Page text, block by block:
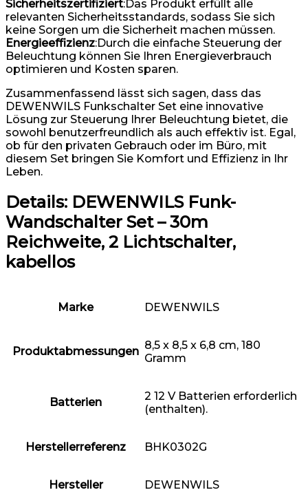
Sicherheitszertifiziert:Das Produkt erfüllt alle
relevanten Sicherheitsstandards, sodass Sie sich
keine Sorgen um die Sicherheit machen müssen.
Energieeffizienz:Durch die einfache Steuerung der
Beleuchtung können Sie Ihren Energieverbrauch
optimieren und Kosten sparen.
Zusammenfassend lässt sich sagen, dass das
DEWENWILS Funkschalter Set eine innovative
Lösung zur Steuerung Ihrer Beleuchtung bietet, die
sowohl benutzerfreundlich als auch effektiv ist. Egal,
ob für den privaten Gebrauch oder im Büro, mit
diesem Set bringen Sie Komfort und Effizienz in Ihr
Leben.
Details: DEWENWILS Funk-
Wandschalter Set – 30m
Reichweite, 2 Lichtschalter,
kabellos
Marke ‎DEWENWILS
Produktabmessungen ‎8,5 x 8,5 x 6,8 cm, 180
Gramm
Batterien
‎2 12 V Batterien erforderlich
(enthalten).
Herstellerreferenz ‎BHK0302G
Hersteller ‎DEWENWILS